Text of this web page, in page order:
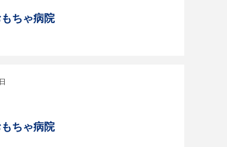
ちゃ病院
ちゃ病院